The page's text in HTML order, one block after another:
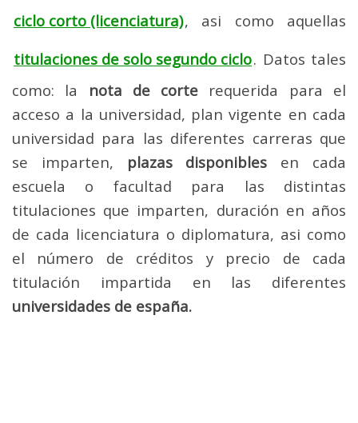
ciclo corto (licenciatura), asi como aquellas
titulaciones de solo segundo ciclo. Datos tales
como: la nota de corte requerida para el
acceso a la universidad, plan vigente en cada
universidad para las diferentes carreras que
se imparten, plazas disponibles en cada
escuela o facultad para las distintas
titulaciones que imparten, duración en años
de cada licenciatura o diplomatura, asi como
el número de créditos y precio de cada
titulación impartida en las diferentes
universidades de españa.